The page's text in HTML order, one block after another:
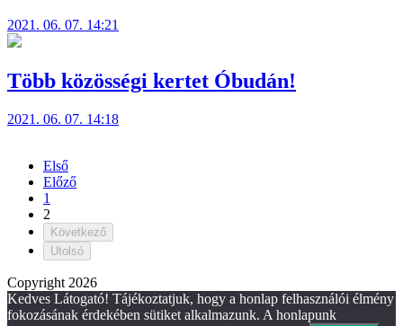
2021. 06. 07. 14:21
Több közösségi kertet Óbudán!
2021. 06. 07. 14:18
Első
Előző
1
2
Következő
Utolsó
Copyright 2026
Kedves Látogató! Tájékoztatjuk, hogy a honlap felhasználói élmény
fokozásának érdekében sütiket alkalmazunk. A honlapunk